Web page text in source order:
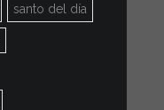
santo del día